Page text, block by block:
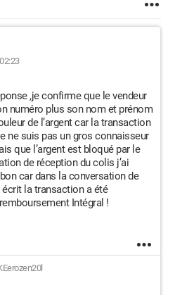
,je confirme que le vendeur
numéro plus son nom et prénom
de l’argent car la transaction
ne suis pas un gros connaisseur
que l’argent est bloqué par le
de réception du colis j’ai
car dans la conversation de
la transaction a été
Intégral !